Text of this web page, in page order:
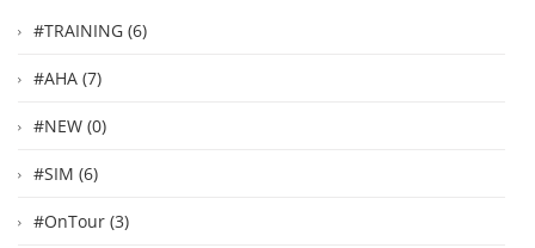
#TRAINING (6)
#AHA (7)
#NEW (0)
#SIM (6)
#OnTour (3)